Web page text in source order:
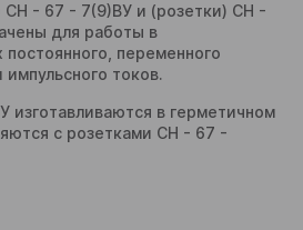
СН - 67 - 7(9)ВУ и (розетки) СН -
для работы в
постоянного, переменного
токов.
изготавливаются в герметичном
с розетками СН - 67 -